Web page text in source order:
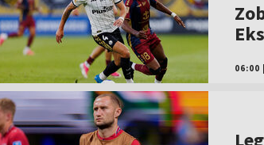
06:00